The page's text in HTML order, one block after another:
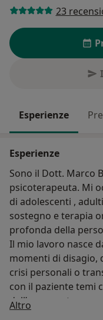
23
Esperienze
Esperienze
Sono il Dott. Marco
psicoterapeuta. Mi
di adolescenti ,
sostegno e terapia
profonda della
Il mio lavoro nasce
momenti di disagio,
crisi personali o
con il paziente temi
dell’umore, stress e
Altro